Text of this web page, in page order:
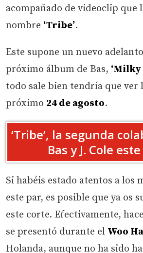
acompañado de videoclip que
nombre ‘Tribe’.
Este supone un nuevo
próximo álbum de Bas, ‘Milky
todo sale bien tendría que ver
próximo 24 de agosto.
‘Tribe’, la segunda
Bas y J. Cole
Si habéis estado atentos a los
este par, es posible que ya os
este corte. Efectivamente,
se presentó durante el Woo
Holanda, aunque no ha sido